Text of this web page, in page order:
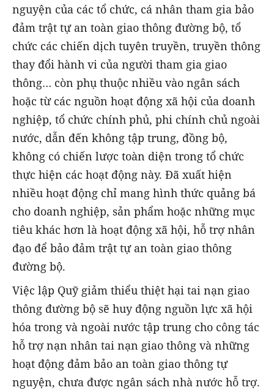
nguyện của các tổ chức, cá nhân tham gia bảo
đảm trật tự an toàn giao thông đường bộ, tổ
chức các chiến dịch tuyên truyền, truyền thông
thay đổi hành vi của người tham gia giao
thông… còn phụ thuộc nhiều vào ngân sách
hoặc từ các nguồn hoạt động xã hội của doanh
nghiệp, tổ chức chính phủ, phi chính chủ ngoài
nước, dẫn đến không tập trung, đồng bộ,
không có chiến lược toàn diện trong tổ chức
thực hiện các hoạt động này. Đã xuất hiện
nhiều hoạt động chỉ mang hình thức quảng bá
cho doanh nghiệp, sản phẩm hoặc những mục
tiêu khác hơn là hoạt động xã hội, hỗ trợ nhân
đạo để bảo đảm trật tự an toàn giao thông
đường bộ.
Việc lập Quỹ giảm thiểu thiệt hại tai nạn giao
thông đường bộ sẽ huy động nguồn lực xã hội
hóa trong và ngoài nước tập trung cho công tác
hỗ trợ nạn nhân tai nạn giao thông và những
hoạt động đảm bảo an toàn giao thông tự
nguyện, chưa được ngân sách nhà nước hỗ trợ.